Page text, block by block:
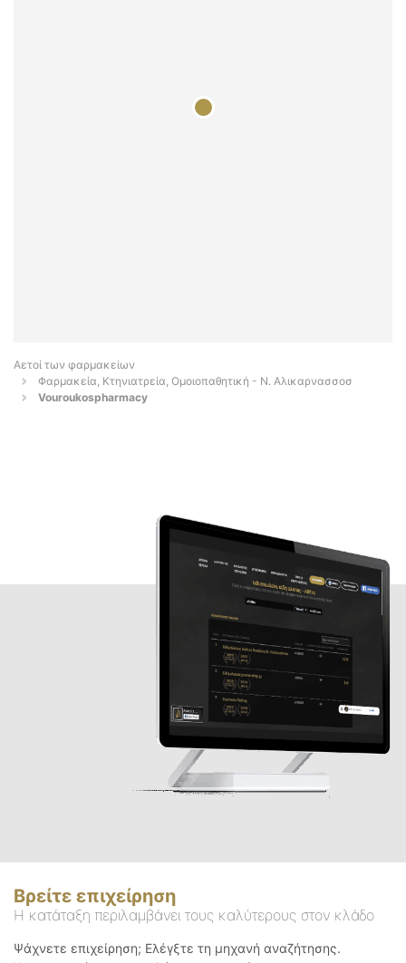
Αετοί των φαρμακείων
Φαρμακεία, Κτηνιατρεία, Ομοιοπαθητική - Ν. Αλικαρνασσοσ
Vouroukospharmacy
Βρείτε επιχείρηση
Η κατάταξη περιλαμβάνει τους καλύτερους στον κλάδο
Ψάχνετε επιχείρηση; Ελέγξτε τη μηχανή αναζήτησης.